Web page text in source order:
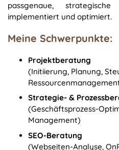
passgenaue,
implementiert und optimiert.
Meine Schwerpunkte:
Projektberatung
(Initiierung, Planung,
Strategie- &
(Geschäftsprozess-
Management)
SEO-Beratung
(Webseiten-Analyse,